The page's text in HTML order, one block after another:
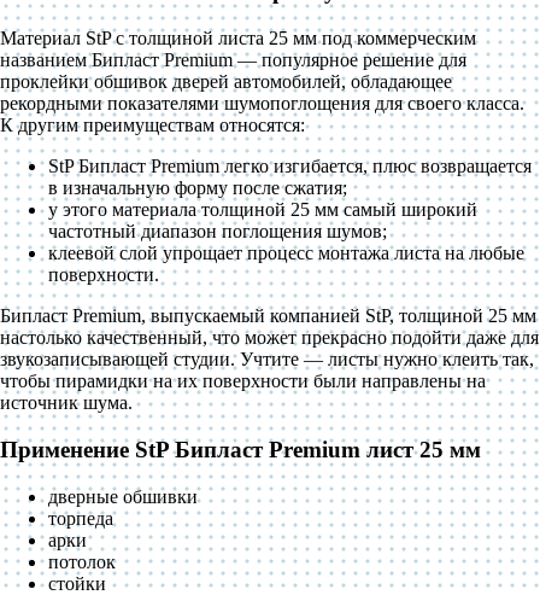
Материал StP с толщиной листа 25 мм под коммерческим
названием Бипласт Premium — популярное решение для
проклейки обшивок дверей автомобилей, обладающее
рекордными показателями шумопоглощения для своего класса.
К другим преимуществам относятся:
StP Бипласт Premium легко изгибается, плюс возвращается
в изначальную форму после сжатия;
у этого материала толщиной 25 мм самый широкий
частотный диапазон поглощения шумов;
клеевой слой упрощает процесс монтажа листа на любые
поверхности.
Бипласт Premium, выпускаемый компанией StP, толщиной 25 мм
настолько качественный, что может прекрасно подойти даже для
звукозаписывающей студии. Учтите — листы нужно клеить так,
чтобы пирамидки на их поверхности были направлены на
источник шума.
Применение StP Бипласт Premium лист 25 мм
дверные обшивки
торпеда
арки
потолок
стойки